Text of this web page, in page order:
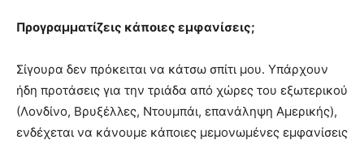
Προγραμματίζεις κάποιες εμφανίσεις;
Σίγουρα δεν πρόκειται να κάτσω σπίτι μου. Υπάρχουν
ήδη προτάσεις για την τριάδα από χώρες του εξωτερικού
(Λονδίνο, Βρυξέλλες, Ντουμπάι, επανάληψη Αμερικής),
ενδέχεται να κάνουμε κάποιες μεμονωμένες εμφανίσεις